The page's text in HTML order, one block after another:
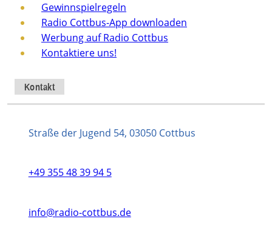
Gewinnspielregeln
Radio Cottbus-App downloaden
Werbung auf Radio Cottbus
Kontaktiere uns!
Kontakt
Straße der Jugend 54, 03050 Cottbus
+49 355 48 39 94 5
info@radio-cottbus.de